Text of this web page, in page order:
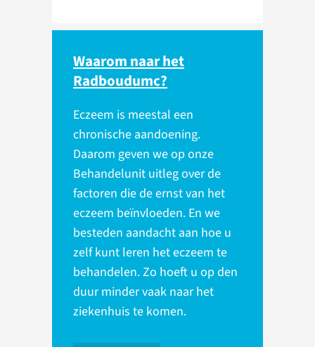
Waarom naar het
Radboudumc?
Eczeem is meestal een
chronische aandoening.
Daarom geven we op onze
Behandelunit uitleg over de
factoren die de ernst van het
eczeem beïnvloeden. En we
besteden aandacht aan hoe u
zelf kunt leren het eczeem te
behandelen. Zo hoeft u op den
duur minder vaak naar het
ziekenhuis te komen.